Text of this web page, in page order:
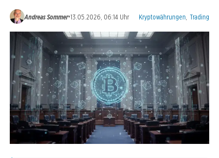
Andreas Sommer•13.05.2026, 06:14 Uhr Kategorien:
Kryptowährungen Trading